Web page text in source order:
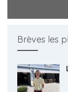
Brèves les